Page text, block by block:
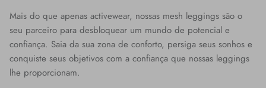
Mais do que apenas activewear, nossas mesh leggings são o
seu parceiro para desbloquear um mundo de potencial e
confiança. Saia da sua zona de conforto, persiga seus sonhos e
conquiste seus objetivos com a confiança que nossas leggings
lhe proporcionam.